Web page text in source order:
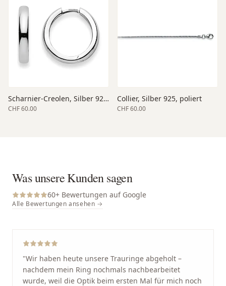
Scharnier-Creolen, Silber 925, poliert
CHF 60.00
Collier, Silber 925, poliert
CHF 60.00
Was unsere Kunden sagen
60+ Bewertungen auf Google
Alle Bewertungen ansehen →
"Wir haben heute unsere Trauringe abgeholt –
nachdem mein Ring nochmals nachbearbeitet
wurde, weil die Optik beim ersten Mal für mich noch